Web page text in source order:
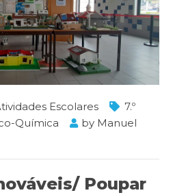
Escolares
7.º
Química by Manuel
Poupar